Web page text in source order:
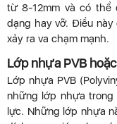
từ 8-12mm và có thể
dạng hay vỡ. Điều
xảy ra va chạm mạnh.
Lớp nhựa PVB
Lớp nhựa PVB
những lớp nhựa
lực. Những lớp nhựa